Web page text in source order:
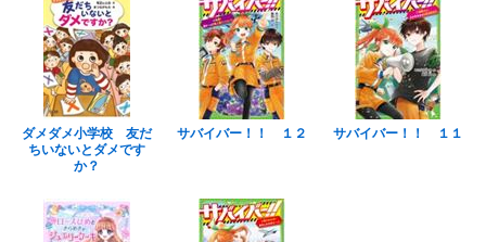
ダメダメ小学校 友だ
ちいないとダメです
か？
サバイバー！！ １２ サバイバー！！ １１